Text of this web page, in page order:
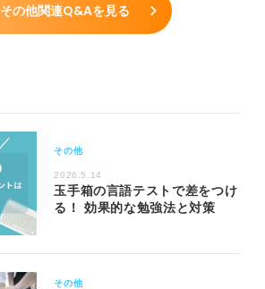
その他関連Q&Aを見る
その他
2026.5.14
玉手箱の言語テストで差をつけ
る！ 効果的な勉強法と対策
その他